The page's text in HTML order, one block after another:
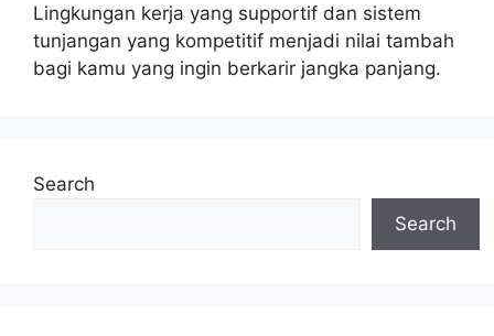
Lingkungan kerja yang supportif dan sistem
tunjangan yang kompetitif menjadi nilai tambah
bagi kamu yang ingin berkarir jangka panjang.
Search
Search